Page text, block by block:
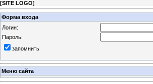
[SITE LOGO]
Форма входа
Логин:
Пароль:
запомнить
Меню сайта